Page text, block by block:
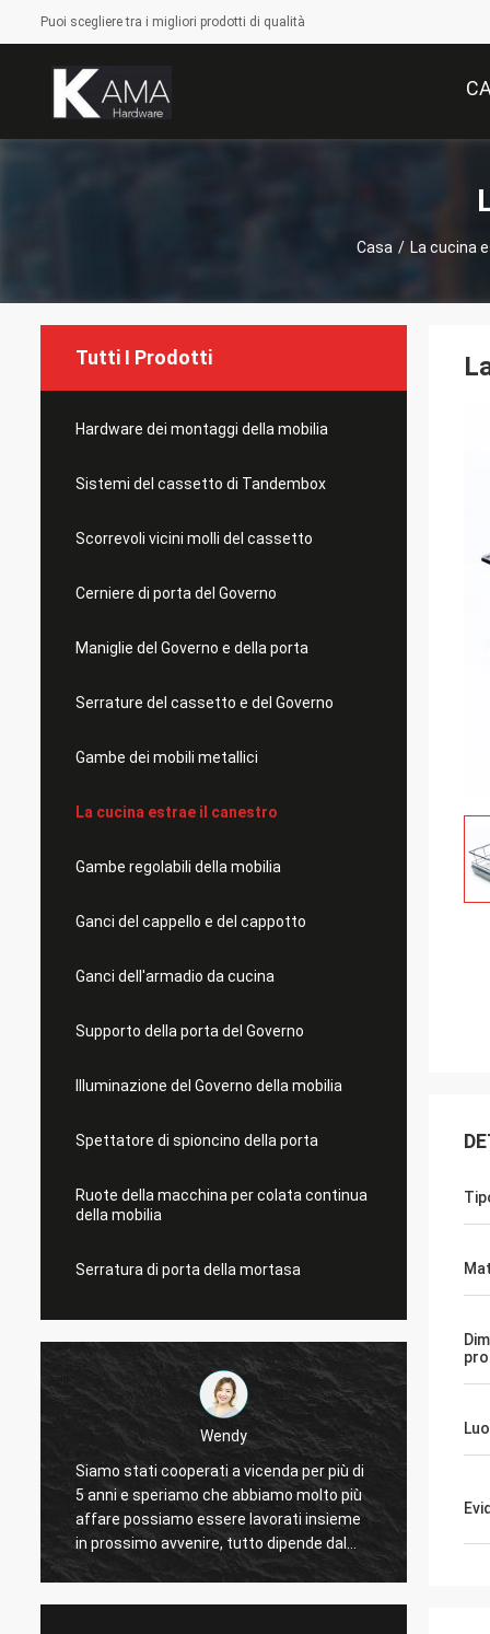
Puoi scegliere tra i migliori prodotti di qualità
Casa / La cucina
Tutti I Prodotti
Hardware dei montaggi della mobilia
Sistemi del cassetto di Tandembox
Scorrevoli vicini molli del cassetto
Cerniere di porta del Governo
Maniglie del Governo e della porta
Serrature del cassetto e del Governo
Gambe dei mobili metallici
La cucina estrae il canestro
Gambe regolabili della mobilia
Ganci del cappello e del cappotto
Ganci dell'armadio da cucina
Supporto della porta del Governo
Illuminazione del Governo della mobilia
Spettatore di spioncino della porta
Ruote della macchina per colata continua
della mobilia
Serratura di porta della mortasa
Wendy
Siamo stati cooperati a vicenda per più di
5 anni e speriamo che abbiamo molto più
affare possiamo essere lavorati insieme
in prossimo avvenire, tutto dipende dal
grande e servizio efficiente di Kama e